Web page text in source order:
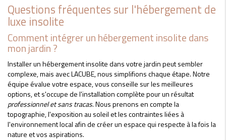
Questions fréquentes sur l'hébergement de
luxe insolite
Comment intégrer un hébergement insolite dans
mon jardin ?
Installer un hébergement insolite dans votre jardin peut sembler
complexe, mais avec LACUBE, nous simplifions chaque étape. Notre
équipe évalue votre espace, vous conseille sur les meilleures
options, et s'occupe de l'installation complète pour un résultat
professionnel et sans tracas. Nous prenons en compte la
topographie, l'exposition au soleil et les contraintes liées à
l'environnement local afin de créer un espace qui respecte à la fois la
nature et vos aspirations.